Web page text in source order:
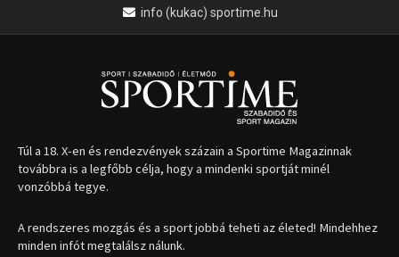
info (kukac) sportime.hu
Túl a 18. X-en és rendezvények százain a Sportime Magazinnak
továbbra is a legfőbb célja, hogy a mindenki sportját minél
vonzóbbá tegye.
A rendszeres mozgás és a sport jobbá teheti az életed! Mindehhez
minden infót megtalálsz nálunk.